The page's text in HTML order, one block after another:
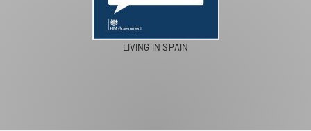
LIVING IN SPAIN